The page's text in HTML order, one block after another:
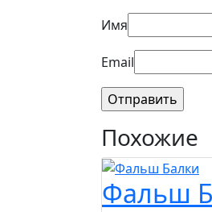
Имя
Email
Похожие
Фальш